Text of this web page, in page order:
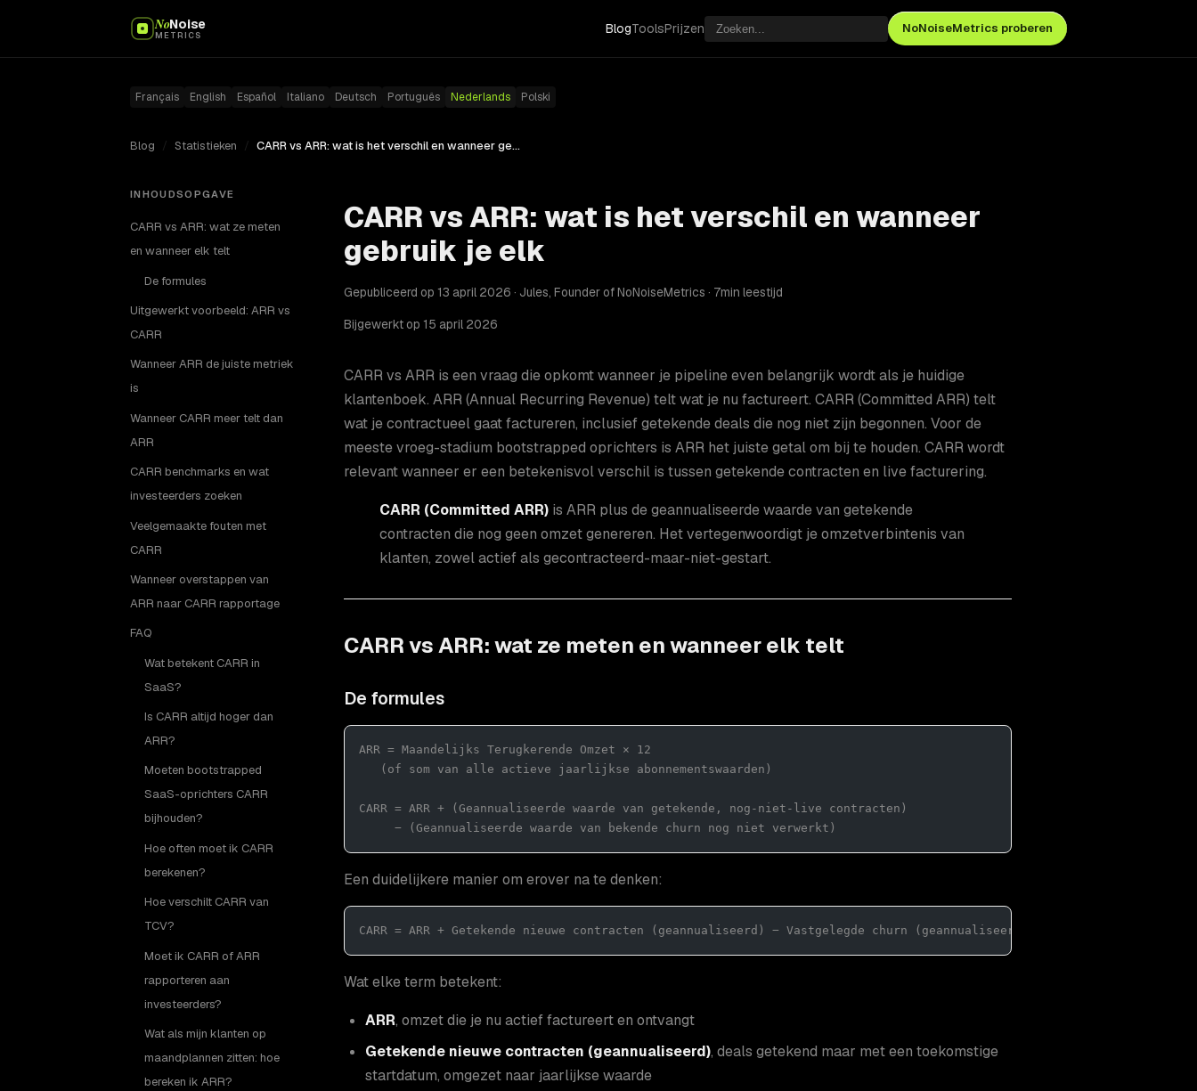
NoNoise
METRICS BlogToolsPrijzen NoNoiseMetrics proberen
Français English Español Italiano Deutsch Português Nederlands Polski
Blog / Statistieken / CARR vs ARR: wat is het verschil en wanneer gebruik je elk
INHOUDSOPGAVE
CARR vs ARR: wat ze meten
en wanneer elk telt
De formules
Uitgewerkt voorbeeld: ARR vs
CARR
Wanneer ARR de juiste metriek
is
Wanneer CARR meer telt dan
ARR
CARR benchmarks en wat
investeerders zoeken
Veelgemaakte fouten met
CARR
Wanneer overstappen van
ARR naar CARR rapportage
FAQ
Wat betekent CARR in
SaaS?
Is CARR altijd hoger dan
ARR?
Moeten bootstrapped
SaaS-oprichters CARR
bijhouden?
Hoe often moet ik CARR
berekenen?
Hoe verschilt CARR van
TCV?
Moet ik CARR of ARR
rapporteren aan
investeerders?
Wat als mijn klanten op
maandplannen zitten: hoe
bereken ik ARR?
CARR vs ARR: wat is het verschil en wanneer
gebruik je elk
Gepubliceerd op 13 april 2026 · Jules, Founder of NoNoiseMetrics · 7min leestijd
Bijgewerkt op 15 april 2026
CARR vs ARR is een vraag die opkomt wanneer je pipeline even belangrijk wordt als je huidige
klantenboek. ARR (Annual Recurring Revenue) telt wat je nu factureert. CARR (Committed ARR) telt
wat je contractueel gaat factureren, inclusief getekende deals die nog niet zijn begonnen. Voor de
meeste vroeg-stadium bootstrapped oprichters is ARR het juiste getal om bij te houden. CARR wordt
relevant wanneer er een betekenisvol verschil is tussen getekende contracten en live facturering.
CARR (Committed ARR) is ARR plus de geannualiseerde waarde van getekende
contracten die nog geen omzet genereren. Het vertegenwoordigt je omzetverbintenis van
klanten, zowel actief als gecontracteerd-maar-niet-gestart.
CARR vs ARR: wat ze meten en wanneer elk telt
De formules
ARR = Maandelijks Terugkerende Omzet × 12
   (of som van alle actieve jaarlijkse abonnementswaarden)
CARR = ARR + (Geannualiseerde waarde van getekende, nog-niet-live contracten)
     − (Geannualiseerde waarde van bekende churn nog niet verwerkt)
Een duidelijkere manier om erover na te denken:
CARR = ARR + Getekende nieuwe contracten (geannualiseerd) − Vastgelegde churn (geannualiseerd)
Wat elke term betekent:
ARR, omzet die je nu actief factureert en ontvangt
Getekende nieuwe contracten (geannualiseerd), deals getekend maar met een toekomstige
startdatum, omgezet naar jaarlijkse waarde